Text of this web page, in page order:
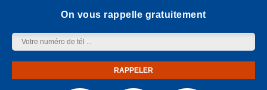
On vous rappelle gratuitement